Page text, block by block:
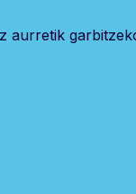
aurretik